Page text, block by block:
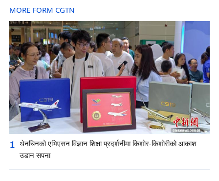
MORE FORM CGTN
1 थेनचिनको एभिएसन विज्ञान शिक्षा प्रदर्शनीमा किशोर-किशोरीको आकाश
उडान सपना